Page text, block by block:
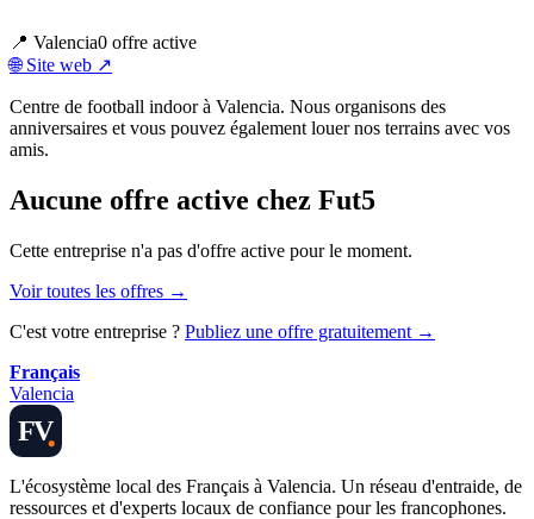
📍 Valencia0 offre active
🌐 Site web ↗
Centre de football indoor à Valencia. Nous organisons des
anniversaires et vous pouvez également louer nos terrains avec vos
amis.
Aucune offre active chez Fut5
Cette entreprise n'a pas d'offre active pour le moment.
Voir toutes les offres →
C'est votre entreprise ? Publiez une offre gratuitement →
Français
Valencia
FV
L'écosystème local des Français à Valencia. Un réseau d'entraide, de
ressources et d'experts locaux de confiance pour les francophones.